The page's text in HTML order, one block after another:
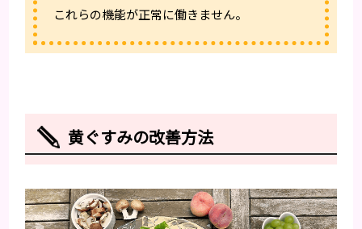
これらの機能が正常に働きません。
黄ぐすみの改善方法